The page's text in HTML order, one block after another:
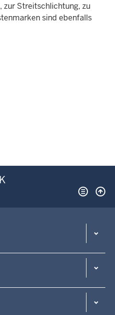
zur Streitschlichtung, zu
sind ebenfalls